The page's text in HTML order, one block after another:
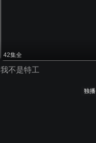
42集全
我不是特工
独播